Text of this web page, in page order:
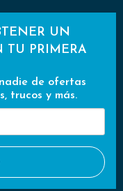
UN
TU PRIMERA
de ofertas
trucos y más.